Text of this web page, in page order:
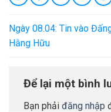
Ngày 08.04: Tin vào
Hằng Hữu
Để lại một bình
Bạn phải đăng nhập